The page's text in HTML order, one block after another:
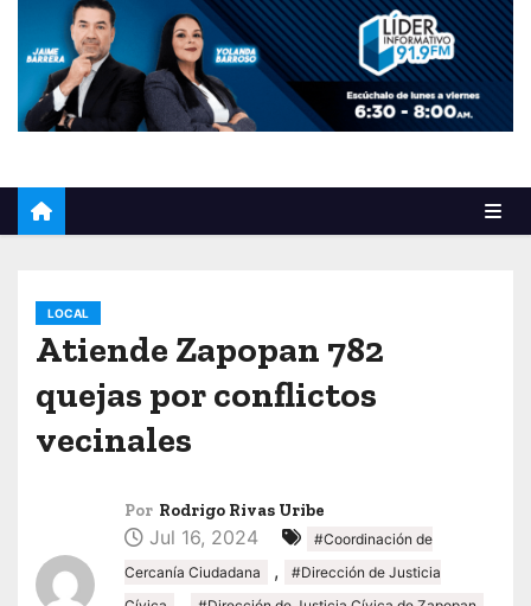
LOCAL
Atiende Zapopan 782
quejas por conflictos
vecinales
Por Rodrigo Rivas Uribe
Jul 16, 2024
#Coordinación de
Cercanía Ciudadana
,
#Dirección de Justicia